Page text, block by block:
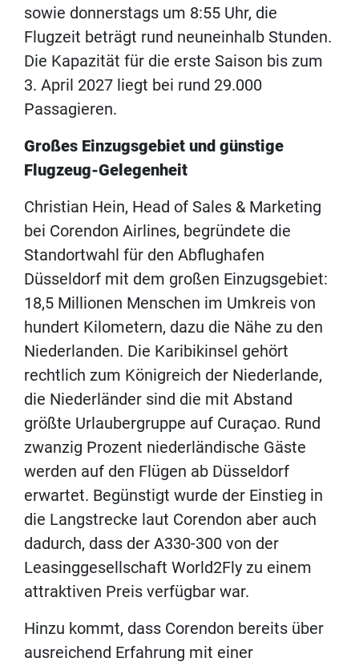
sowie donnerstags um 8:55 Uhr, die
Flugzeit beträgt rund neuneinhalb Stunden.
Die Kapazität für die erste Saison bis zum
3. April 2027 liegt bei rund 29.000
Passagieren.
Großes Einzugsgebiet und günstige
Flugzeug-Gelegenheit
Christian Hein, Head of Sales & Marketing
bei Corendon Airlines, begründete die
Standortwahl für den Abflughafen
Düsseldorf mit dem großen Einzugsgebiet:
18,5 Millionen Menschen im Umkreis von
hundert Kilometern, dazu die Nähe zu den
Niederlanden. Die Karibikinsel gehört
rechtlich zum Königreich der Niederlande,
die Niederländer sind die mit Abstand
größte Urlaubergruppe auf Curaçao. Rund
zwanzig Prozent niederländische Gäste
werden auf den Flügen ab Düsseldorf
erwartet. Begünstigt wurde der Einstieg in
die Langstrecke laut Corendon aber auch
dadurch, dass der A330-300 von der
Leasinggesellschaft World2Fly zu einem
attraktiven Preis verfügbar war.
Hinzu kommt, dass Corendon bereits über
ausreichend Erfahrung mit einer